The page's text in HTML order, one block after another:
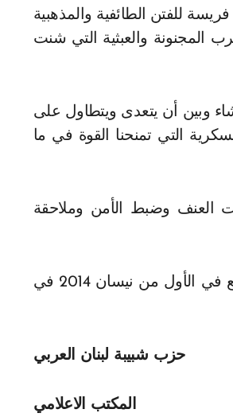
للفتن الطائفية والمذهبية
المجنونة والعبثية التي شنت
وبين أن يتعدى ويتطاول على
التي تمنحنا القوة في ما
العنف وضبط الأمن وملاحقة
ختاماً أكد البيان في دعمه الخطة الأمنية التي تنطلق فجر يوم الثلاثاء الواقع في الأول من نيسان 2014 في
حزب شبيبة لبنان العربي
المكتب الاعلامي